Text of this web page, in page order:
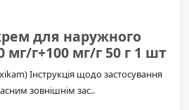
для наружного
г+100 мг/г 50 г 1 шт
Інструкція щодо застосування
зовнішнім зас..